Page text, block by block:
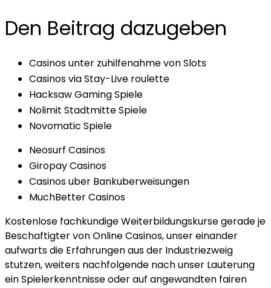
Den Beitrag dazugeben
Casinos unter zuhilfenahme von Slots
Casinos via Stay-Live roulette
Hacksaw Gaming Spiele
Nolimit Stadtmitte Spiele
Novomatic Spiele
Neosurf Casinos
Giropay Casinos
Casinos uber Bankuberweisungen
MuchBetter Casinos
Kostenlose fachkundige Weiterbildungskurse gerade je
Beschaftigter von Online Casinos, unser einander
aufwarts die Erfahrungen aus der Industriezweig
stutzen, weiters nachfolgende nach unser Lauterung
ein Spielerkenntnisse oder auf angewandten fairen